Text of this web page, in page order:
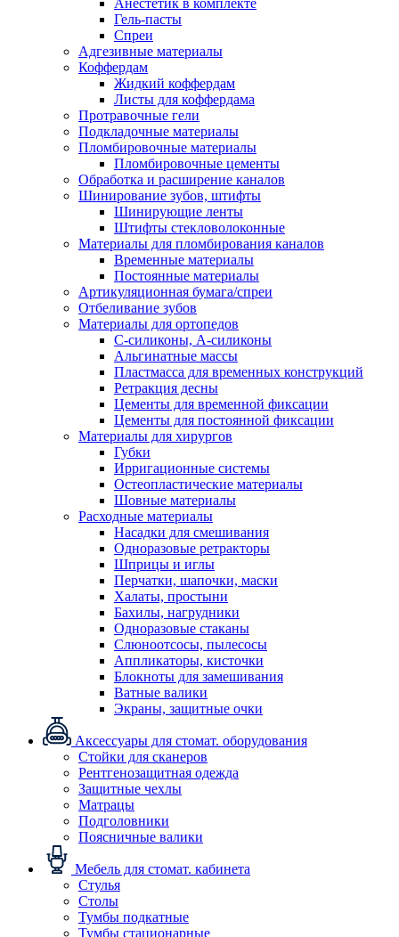
Анестетик в комплекте
Гель-пасты
Спреи
Адгезивные материалы
Коффердам
Жидкий коффердам
Листы для коффердама
Протравочные гели
Подкладочные материалы
Пломбировочные материалы
Пломбировочные цементы
Обработка и расширение каналов
Шинирование зубов, штифты
Шинирующие ленты
Штифты стекловолоконные
Материалы для пломбирования каналов
Временные материалы
Постоянные материалы
Артикуляционная бумага/спреи
Отбеливание зубов
Материалы для ортопедов
C-силиконы, А-силиконы
Альгинатные массы
Пластмасса для временных конструкций
Ретракция десны
Цементы для временной фиксации
Цементы для постоянной фиксации
Материалы для хирургов
Губки
Ирригационные системы
Остеопластические материалы
Шовные материалы
Расходные материалы
Насадки для смешивания
Одноразовые ретракторы
Шприцы и иглы
Перчатки, шапочки, маски
Халаты, простыни
Бахилы, нагрудники
Одноразовые стаканы
Слюноотсосы, пылесосы
Аппликаторы, кисточки
Блокноты для замешивания
Ватные валики
Экраны, защитные очки
Аксессуары для стомат. оборудования
Стойки для сканеров
Рентгенозащитная одежда
Защитные чехлы
Матрацы
Подголовники
Поясничные валики
Мебель для стомат. кабинета
Стулья
Столы
Тумбы подкатные
Тумбы стационарные